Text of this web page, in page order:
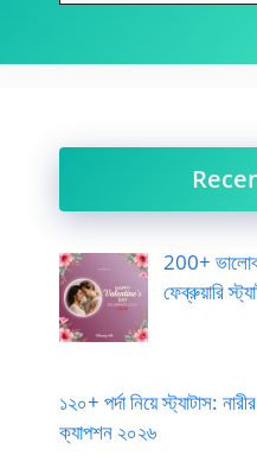
200+
ফেব্রুয়ারি
১২০+ পর্দা নিয়ে স্ট্যাটাস:
ক্যাপশন ২০২৬